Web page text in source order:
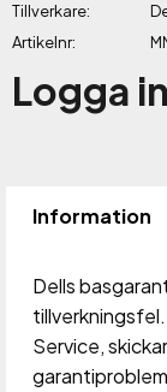
Tillverkare
Artikelnr
Logga
Information
Dells
Service,